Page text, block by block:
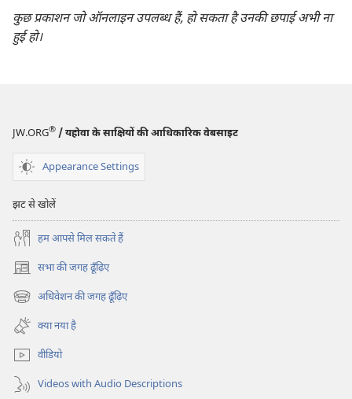
करने
के
के
कुछ प्रकाशन जो ऑनलाइन उपलब्ध हैं, हो सकता है उनकी छपाई अभी ना
हुई हो।
JW.ORG® / यहोवा के साक्षियों की आधिकारिक वेबसाइट
Appearance Settings
झट से खोलें
हम आपसे मिल सकते हैं
सभा की जगह ढूँढ़िए
(opens
new
window)
अधिवेशन की जगह ढूँढ़िए
(opens
new
window)
क्या नया है
वीडियो
Videos with Audio Descriptions